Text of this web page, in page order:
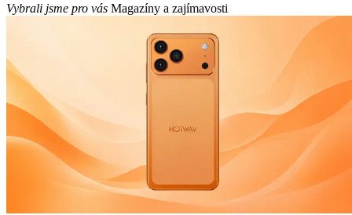
Vybrali jsme pro vás Magazíny a zajímavosti